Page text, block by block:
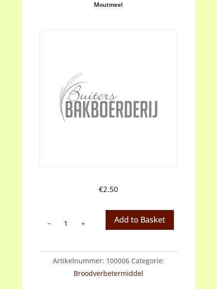
Moutmeel
€2.50
Add to Basket
Artikelnummer: 100006 Categorie:
Broodverbetermiddel